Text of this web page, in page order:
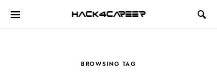
Hack4Career
BROWSING TAG